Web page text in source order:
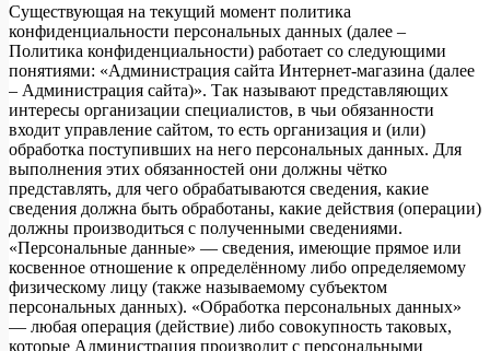
Существующая на текущий момент политика
конфиденциальности персональных данных (далее –
Политика конфиденциальности) работает со следующими
понятиями: «Администрация сайта Интернет-магазина (далее
– Администрация сайта)». Так называют представляющих
интересы организации специалистов, в чьи обязанности
входит управление сайтом, то есть организация и (или)
обработка поступивших на него персональных данных. Для
выполнения этих обязанностей они должны чётко
представлять, для чего обрабатываются сведения, какие
сведения должна быть обработаны, какие действия (операции)
должны производиться с полученными сведениями.
«Персональные данные» — сведения, имеющие прямое или
косвенное отношение к определённому либо определяемому
физическому лицу (также называемому субъектом
персональных данных). «Обработка персональных данных»
— любая операция (действие) либо совокупность таковых,
которые Администрация производит с персональными